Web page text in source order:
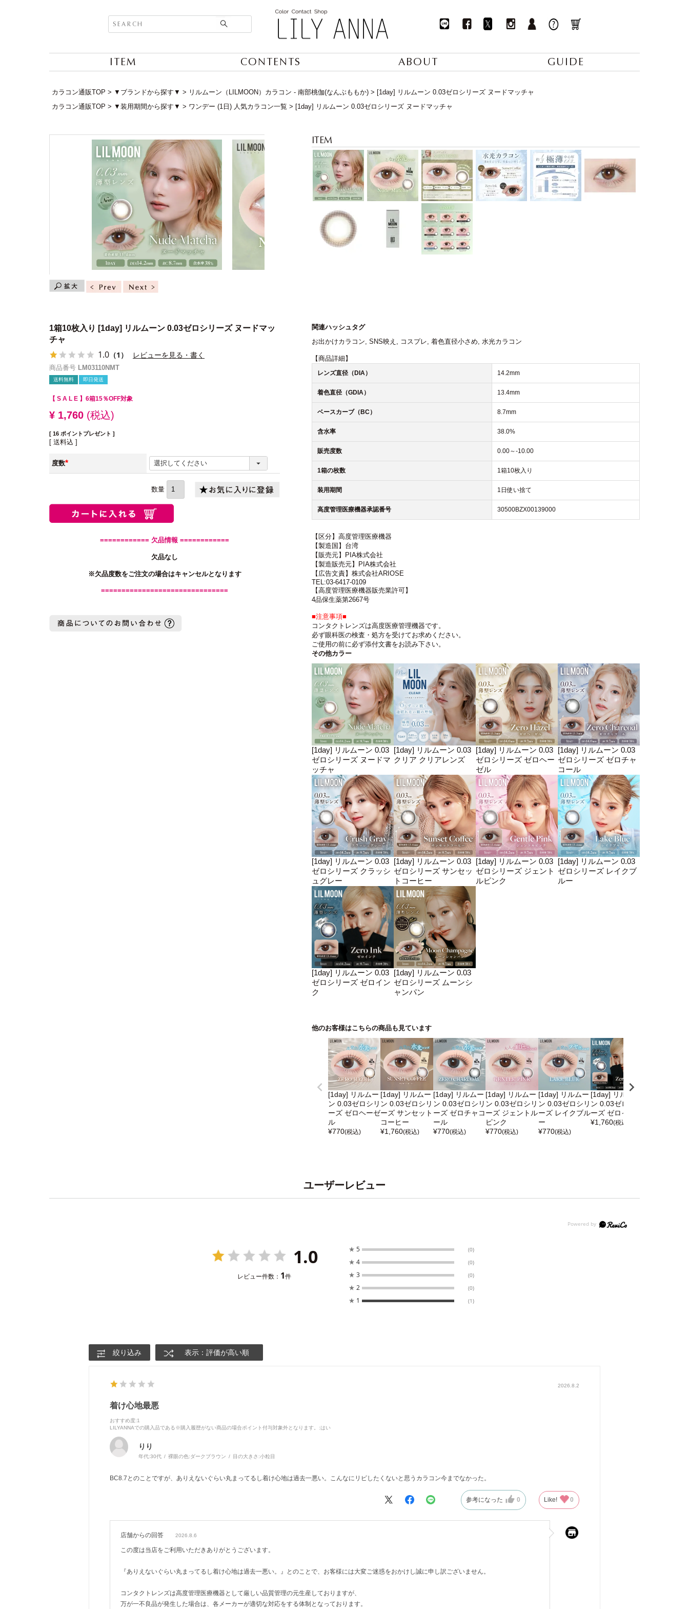
ITEM CONTENTS ABOUT GUIDE
カラコン通販TOP ▼ブランドから探す▼ リルムーン（LILMOON）カラコン - 南部桃伽(なんぶももか)
[1day] リルムーン 0.03ゼロシリーズ ヌードマッチャ
カラコン通販TOP
▼装用期間から探す▼ ワンデー (1日) 人気カラコン一覧 [1day] リルムーン 0.03ゼロシリーズ ヌードマッチャ
1箱10枚入り [1day] リルムーン 0.03ゼロシリーズ ヌードマッ
チャ
1.0 （1） レビューを見る・書く
商品番号 LM03110NMT
送料無料 即日発送
【 S A L E 】 6箱15％OFF対象
¥ 1,760 税込
[ 16 ポイントプレゼント ]
送料込
度数
(必
============ 欠品情報 ============
欠品なし
※欠品度数をご注文の場合はキャンセルとなります
===============================
関連ハッシュタグ
お出かけカラコン, SNS映え , コスプレ, 着色直径小さめ, 水光カラコン
【商品詳細】
レンズ直径（DIA） 14.2mm
着色直径（GDIA） 13.4mm
ベースカーブ（BC） 8.7mm
含水率 38.0%
販売度数 0.00～-10.00
1箱の枚数 1箱10枚入り
装用期間 1日使い捨て
高度管理医療機器承認番号 30500BZX00139000
【区分】高度管理医療機器
【製造国】台湾
【販売元】PIA株式会社
【製造販売元】PIA株式会社
【広告文責】株式会社ARIOSE
TEL:03-6417-0109
【高度管理医療機器販売業許可】
4品保生薬第2667号
■注意事項■
コンタクトレンズは高度医療管理機器です。
必ず眼科医の検査・処方を受けてお求めください。
ご使用の前に必ず添付文書をお読み下さい。
その他カラー
[1day] リルムーン 0.03
ゼロシリーズ ヌードマ
ッチャ
[1day] リルムーン 0.03
クリア クリアレンズ
[1day] リルムーン 0.03
ゼロシリーズ ゼロヘー
ゼル
[1day] リルムーン 0.03
ゼロシリーズ ゼロチャ
コール
[1day] リルムーン 0.03
ゼロシリーズ クラッシ
ュグレー
[1day] リルムーン 0.03
ゼロシリーズ サンセッ
トコーヒー
[1day] リルムーン 0.03
ゼロシリーズ ジェント
ルピンク
[1day] リルムーン 0.03
ゼロシリーズ レイクブ
ルー
[1day] リルムーン 0.03
ゼロシリーズ ゼロイン
ク
[1day] リルムーン 0.03
ゼロシリーズ ムーンシ
ャンパン
他のお客様はこちらの商品も見ています
[1day] リルムー
ン 0.03ゼロシリ
ーズ ゼロヘーゼ
ル
¥770(税込)
[1day] リルムー
ン 0.03ゼロシリ
ーズ サンセット
コーヒー
¥1,760(税込)
[1day] リルムー
ン 0.03ゼロシリ
ーズ ゼロチャコ
ール
¥770(税込)
[1day] リルムー
ン 0.03ゼロシリ
ーズ ジェントル
ピンク
¥770(税込)
[1day] リルムー
ン 0.03ゼロシリ
ーズ レイクブル
ー
¥770(税込)
[1day] リルムー
ン 0.03ゼロシリ
ーズ ゼロインク
¥1,760(税込)
ユーザーレビュー
1.0
レビュー件数： 1件
★ 5 (0)
★ 4 (0)
★ 3 (0)
★ 2 (0)
★ 1 (1)
絞り込み 表示：評価が高い順
2026.8.2
着け心地最悪
おすすめ度:1
LILYANNAでの購入品である※購入履歴がない商品の場合ポイント付与対象外となります。 :はい
りり
年代:30代 裸眼の色:ダークブラウン 目の大きさ:小粒目
BC8.7とのことですが、ありえないぐらい丸まってるし着け心地は過去一悪い。こんなにリピしたくないと思うカラコン今までなかった。
参考になった 0 Like! 0
店舗からの回答 2026.8.6
この度は当店をご利用いただきありがとうございます。
『ありえないぐらい丸まってるし着け心地は過去一悪い。』とのことで、お客様には大変ご迷惑をおかけし誠に申し訳ございません。
コンタクトレンズは高度管理医療機器として厳しい品質管理の元生産しておりますが、
万が一不良品が発生した場合は、各メーカーが適切な対応をする体制となっております。